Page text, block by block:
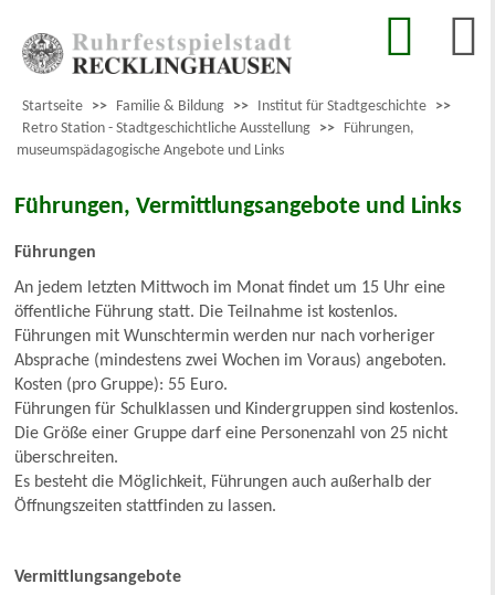
Startseite >> Familie & Bildung >> Institut für Stadtgeschichte >>
Retro Station - Stadtgeschichtliche Ausstellung >> Führungen,
museumspädagogische Angebote und Links
Führungen, Vermittlungsangebote und Links
Führungen
An jedem letzten Mittwoch im Monat findet um 15 Uhr eine
öffentliche Führung statt. Die Teilnahme ist kostenlos.
Führungen mit Wunschtermin werden nur nach vorheriger
Absprache (mindestens zwei Wochen im Voraus) angeboten.
Kosten (pro Gruppe): 55 Euro.
Führungen für Schulklassen und Kindergruppen sind kostenlos.
Die Größe einer Gruppe darf eine Personenzahl von 25 nicht
überschreiten.
Es besteht die Möglichkeit, Führungen auch außerhalb der
Öffnungszeiten stattfinden zu lassen.
Vermittlungsangebote